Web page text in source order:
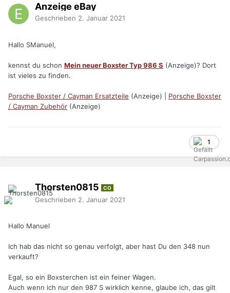
Anzeige eBay
Geschrieben 2. Januar 2021
Hallo SManuel,
kennst du schon Mein neuer Boxster Typ 986 S (Anzeige)? Dort
ist vieles zu finden.
Porsche Boxster / Cayman Ersatzteile (Anzeige) | Porsche Boxster
/ Cayman Zubehör (Anzeige)
1
Thorsten0815 CO
Geschrieben 2. Januar 2021
Hallo Manuel
Ich hab das nicht so genau verfolgt, aber hast Du den 348 nun
verkauft?
Egal, so ein Boxsterchen ist ein feiner Wagen.
Auch wenn ich nur den 987 S wirklich kenne, glaube ich, das gilt